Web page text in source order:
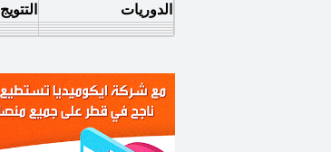
الدوريات التتويج